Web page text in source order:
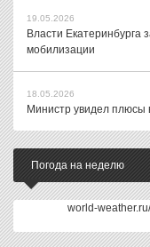
19.05.2026
Власти Екатеринбурга
мобилизации
18.05.2026
Министр увидел плюсы
Погода на неделю
world-